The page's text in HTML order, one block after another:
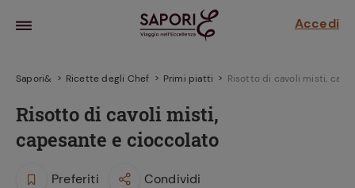
Accedi
Sapori& Ricette degli Chef Primi piatti Risotto di cavoli misti,
Risotto di cavoli misti,
capesante e cioccolato
Preferiti Condividi